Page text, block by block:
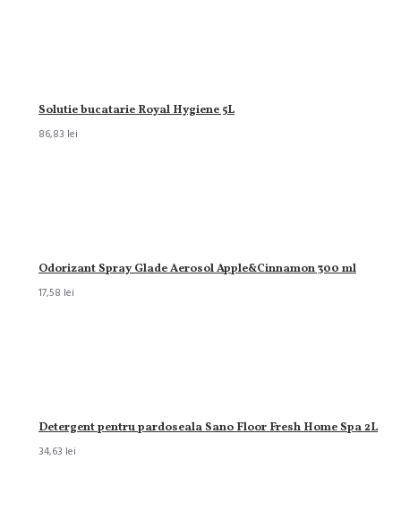
Solutie bucatarie Royal Hygiene 5L
86,83 lei
Odorizant Spray Glade Aerosol Apple&Cinnamon 300 ml
17,58 lei
Detergent pentru pardoseala Sano Floor Fresh Home Spa 2L
34,63 lei